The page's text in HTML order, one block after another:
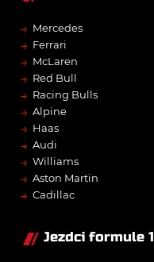
→ Mercedes
→ Ferrari
→ McLaren
→ Red Bull
→ Racing Bulls
→ Alpine
→ Haas
→ Audi
→ Williams
→ Aston Martin
→ Cadillac
Jezdci formule 1